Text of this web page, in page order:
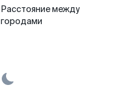
Расстояние между
городами